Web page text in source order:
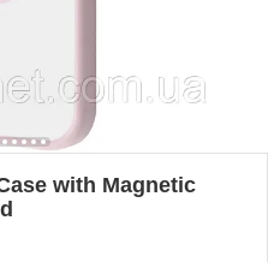
with Magnetic